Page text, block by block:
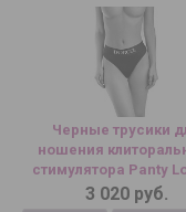
Черные трусики
ношения
стимулятора Panty
size L
3 020 руб.